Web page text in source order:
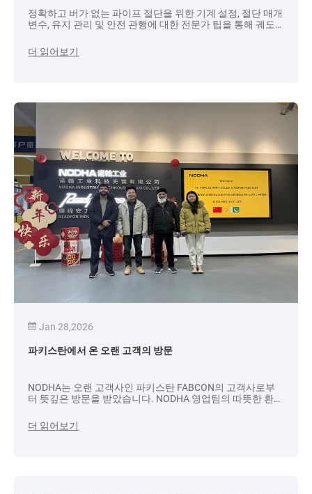
정확하고 버가 없는 파이프 절단을 위한 기계 설정, 절단 매개
변수, 유지 관리 및 안전 관행에 대한 전문가 팁을 통해 궤도
요.
더 읽어보기
Jan 28,2026
파키스탄에서 온 오랜 고객의 방문
NODHA는 오랜 고객사인 파키스탄 FABCON의 고객사로부
터 뜻깊은 방문을 받았습니다. NODHA 영업팀의 따뜻한 환영
후, 간단한 인사를 나누고 NODHA 공장 견학에 나섰습니다.
이번 방문의 주된 목적은 NODHA의 핵심 제품인 고성능 튜브
더 읽어보기